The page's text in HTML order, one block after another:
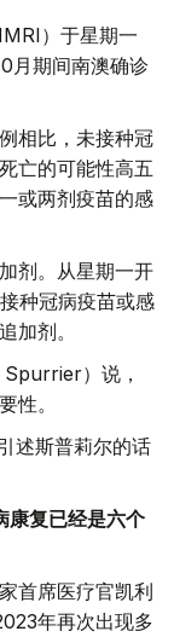
）于星期一
月期间南澳确诊
相比，未接种冠
亡的可能性高五
或两剂疫苗的感
剂。从星期一开
种冠病疫苗或感
加剂。
）说，
性。
述斯普莉尔的话
康复已经是六个
首席医疗官凯利
年再次出现多